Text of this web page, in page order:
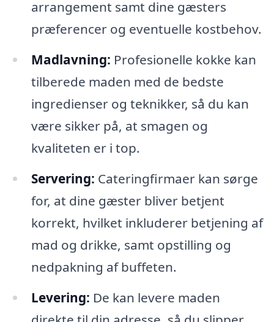
arrangement samt dine gæsters
præferencer og eventuelle kostbehov.
Madlavning: Profesionelle kokke kan
tilberede maden med de bedste
ingredienser og teknikker, så du kan
være sikker på, at smagen og
kvaliteten er i top.
Servering: Cateringfirmaer kan sørge
for, at dine gæster bliver betjent
korrekt, hvilket inkluderer betjening af
mad og drikke, samt opstilling og
nedpakning af buffeten.
Levering: De kan levere maden